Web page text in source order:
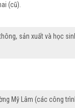
(cũ).
sản xuất và học
Mỹ Lâm (các công